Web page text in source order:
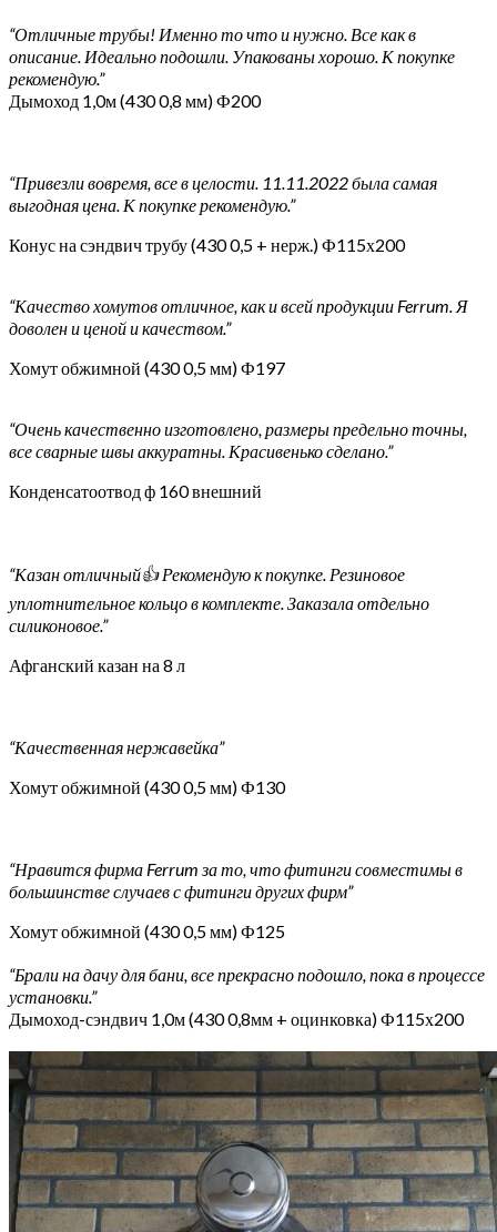
“Отличные трубы! Именно то что и нужно. Все как в
описание. Идеально подошли. Упакованы хорошо. К покупке
рекомендую.”
Дымоход 1,0м (430 0,8 мм) Ф200
“Привезли вовремя, все в целости. 11.11.2022 была самая
выгодная цена. К покупке рекомендую.”
Конус на сэндвич трубу (430 0,5 + нерж.) Ф115х200
“Качество хомутов отличное, как и всей продукции Ferrum. Я
доволен и ценой и качеством.”
Хомут обжимной (430 0,5 мм) Ф197
“Очень качественно изготовлено, размеры предельно точны,
все сварные швы аккуратны. Красивенько сделано.”
Конденсатоотвод ф 160 внешний
“Казан отличный👍 Рекомендую к покупке. Резиновое
уплотнительное кольцо в комплекте. Заказала отдельно
силиконовое.”
Афганский казан на 8 л
“Качественная нержавейка”
Хомут обжимной (430 0,5 мм) Ф130
“Нравится фирма Ferrum за то, что фитинги совместимы в
большинстве случаев с фитинги других фирм”
Хомут обжимной (430 0,5 мм) Ф125
“Брали на дачу для бани, все прекрасно подошло, пока в процессе
установки.”
Дымоход-сэндвич 1,0м (430 0,8мм + оцинковка) Ф115х200